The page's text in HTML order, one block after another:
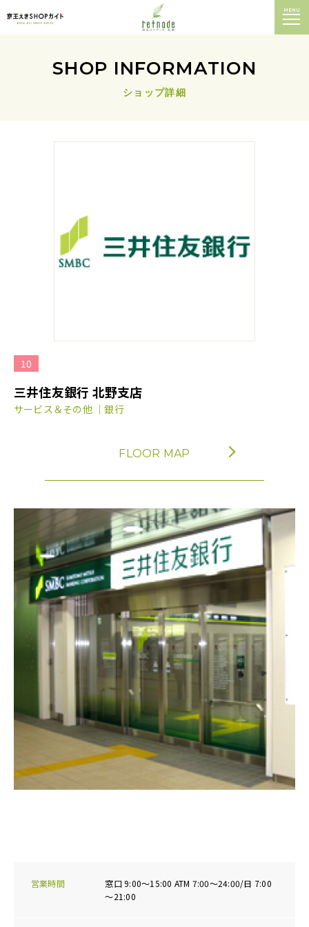
MENU
SHOP INFORMATION
ショップ詳細
10
三井住友銀行 北野支店
サービス＆その他 ｜銀行
FLOOR MAP
営業時間
窓口 9:00～15:00 ATM 7:00～24:00/日 7:00
～21:00